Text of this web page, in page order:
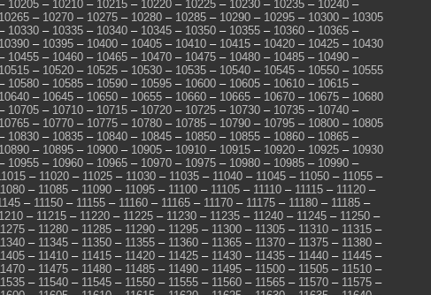
10205 – 10210 – 10215 – 10220 – 10225 – 10230 – 10235 – 10240 –
10265 – 10270 – 10275 – 10280 – 10285 – 10290 – 10295 – 10300 – 10305
10330 – 10335 – 10340 – 10345 – 10350 – 10355 – 10360 – 10365 –
10390 – 10395 – 10400 – 10405 – 10410 – 10415 – 10420 – 10425 – 10430
10455 – 10460 – 10465 – 10470 – 10475 – 10480 – 10485 – 10490 –
10515 – 10520 – 10525 – 10530 – 10535 – 10540 – 10545 – 10550 – 10555
10580 – 10585 – 10590 – 10595 – 10600 – 10605 – 10610 – 10615 –
10640 – 10645 – 10650 – 10655 – 10660 – 10665 – 10670 – 10675 – 10680
10705 – 10710 – 10715 – 10720 – 10725 – 10730 – 10735 – 10740 –
10765 – 10770 – 10775 – 10780 – 10785 – 10790 – 10795 – 10800 – 10805
10830 – 10835 – 10840 – 10845 – 10850 – 10855 – 10860 – 10865 –
10890 – 10895 – 10900 – 10905 – 10910 – 10915 – 10920 – 10925 – 10930
10955 – 10960 – 10965 – 10970 – 10975 – 10980 – 10985 – 10990 –
– 11020 – 11025 – 11030 – 11035 – 11040 – 11045 – 11050 – 11055 –
– 11085 – 11090 – 11095 – 11100 – 11105 – 11110 – 11115 – 11120 –
– 11150 – 11155 – 11160 – 11165 – 11170 – 11175 – 11180 – 11185 –
– 11215 – 11220 – 11225 – 11230 – 11235 – 11240 – 11245 – 11250 –
– 11280 – 11285 – 11290 – 11295 – 11300 – 11305 – 11310 – 11315 –
– 11345 – 11350 – 11355 – 11360 – 11365 – 11370 – 11375 – 11380 –
– 11410 – 11415 – 11420 – 11425 – 11430 – 11435 – 11440 – 11445 –
– 11475 – 11480 – 11485 – 11490 – 11495 – 11500 – 11505 – 11510 –
– 11540 – 11545 – 11550 – 11555 – 11560 – 11565 – 11570 – 11575 –